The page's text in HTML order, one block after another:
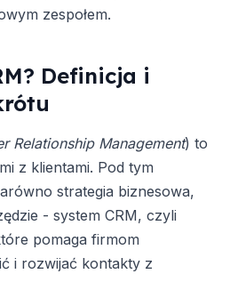
zespołem.
Definicja i
Relationship Management) to
z klientami. Pod tym
strategia biznesowa,
- system CRM, czyli
pomaga firmom
i rozwijać kontakty z